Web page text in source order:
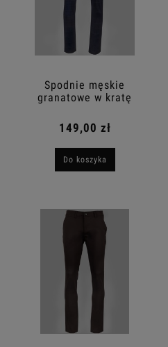
Promocja: (wybierz)
Spodnie męskie
granatowe w kratę
149,00 zł
Do koszyka